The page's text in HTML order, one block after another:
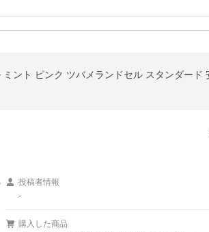
投稿者情報
-
購入した商品